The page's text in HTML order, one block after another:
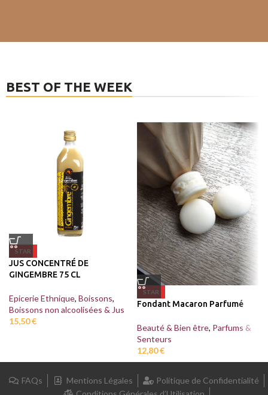
BEST OF THE WEEK
STAR
JUS CONCENTRÉ DE
GINGEMBRE 75 CL
Epicerie Ethnique, Boissons,
Boissons non alcoolisées & Jus
15,50€
STAR
Fondant Macaron Parfumé
Beauté & Bien être, Parfums &
Senteurs
12,80€
FAQs Mentions Légales
Politique de Confidentialité